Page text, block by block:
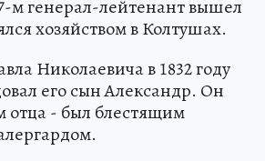
м генерал-лейтенант вышел
хозяйством в Колтушах.
Николаевича в 1832 году
его сын Александр. Он
отца - был блестящим